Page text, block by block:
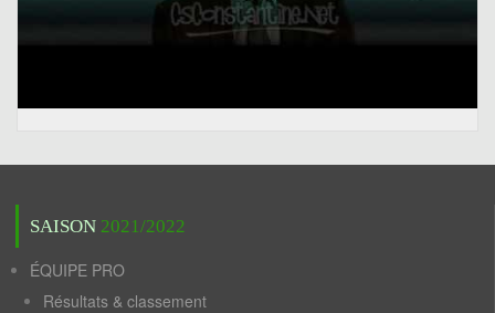
SAISON 2021/2022
ÉQUIPE PRO
Résultats & classement